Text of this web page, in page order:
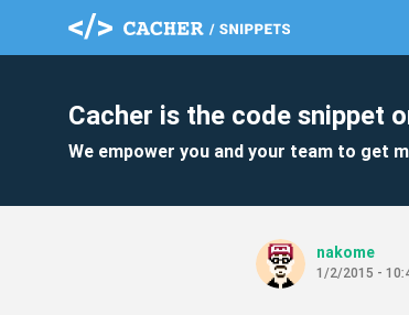
Cacher is the code snippet
We empower you and your team to get
nakome
1/2/2015 -